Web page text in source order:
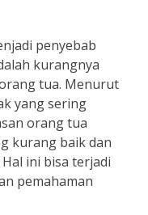
penyebab
kurangnya
tua. Menurut
yang sering
orang tua
kurang baik dan
ini bisa terjadi
pemahaman